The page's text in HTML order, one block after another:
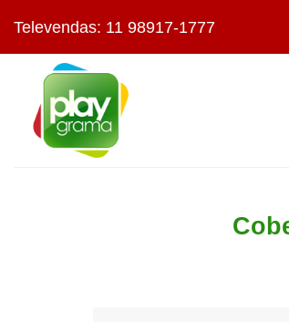
content
Televendas: 11 98917-1777